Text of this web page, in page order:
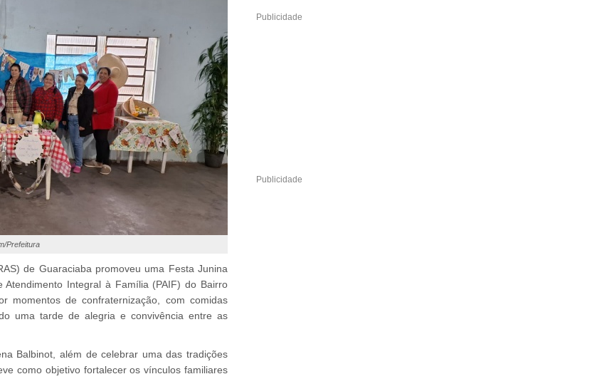
Prefeitura
de Guaraciaba promoveu uma Festa Junina
Integral à Família (PAIF) do Bairro
momentos de confraternização, com comidas
uma tarde de alegria e convivência entre as
Balbinot, além de celebrar uma das tradições
como objetivo fortalecer os vínculos familiares
Publicidade
Publicidade